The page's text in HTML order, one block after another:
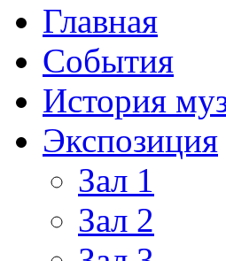
Главная
События
История
Экспозиция
Зал 1
Зал 2